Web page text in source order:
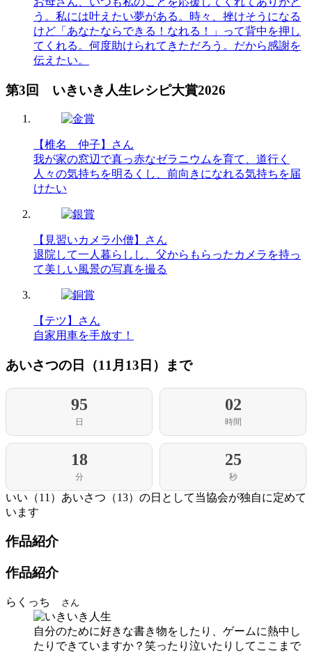
う。私には叶えたい夢がある。時々、挫けそうになる
けど「あなたならできる！なれる！」って背中を押し
てくれる。何度助けられてきただろう。だから感謝を
伝えたい。
第3回 いきいき人生レシピ大賞2026
【椎名 仲子】さん
我が家の窓辺で真っ赤なゼラニウムを育て、道行く
人々の気持ちを明るくし、前向きになれる気持ちを届
けたい
【見習いカメラ小僧】さん
退院して一人暮らしし、父からもらったカメラを持っ
て美しい風景の写真を撮る
【テツ】さん
自家用車を手放す！
あいさつの日（11月13日）まで
95
日
02
時間
18
分
24
秒
いい（11）あいさつ（13）の日として当協会が独自に定めて
います
作品紹介
作品紹介
らくっち さん
自分のために好きな書き物をしたり、ゲームに熱中し
たりできていますか？笑ったり泣いたりしてここまで